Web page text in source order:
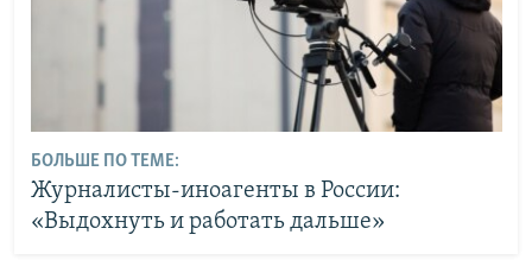
БОЛЬШЕ ПО ТЕМЕ:
Журналисты-иноагенты в России:
«Выдохнуть и работать дальше»